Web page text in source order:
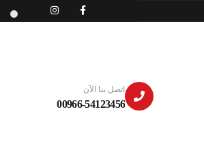
اتصل بنا الآن
00966-54123456